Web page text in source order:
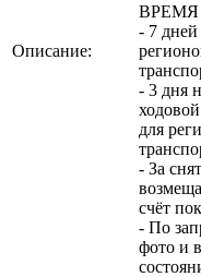
Описание:
ВРЕМЯ
- 7
- 3 дня
для
- За
счёт
- По
фото и